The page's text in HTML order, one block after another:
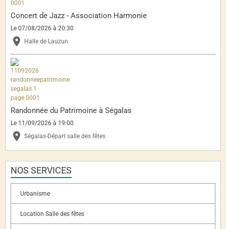
Concert de Jazz - Association Harmonie
Le 07/08/2026 à 20:30
Halle de Lauzun
Randonnée du Patrimoine à Ségalas
Le 11/09/2026 à 19:00
Ségalas-Départ salle des fêtes
NOS SERVICES
Urbanisme
Location Salle des fêtes